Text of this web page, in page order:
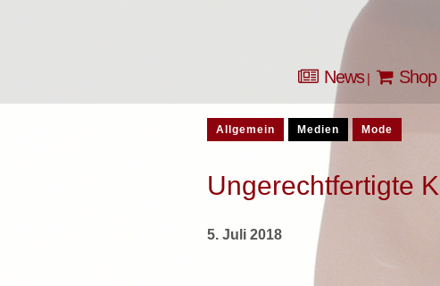
News Shop
Allgemein Medien Mode
Ungerechtfertigte
5. Juli 2018